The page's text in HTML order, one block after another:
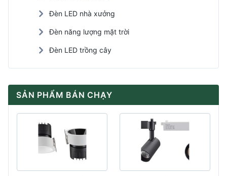
Đèn LED nhà xưởng
Đèn năng lượng mặt trời
Đèn LED trồng cây
SẢN PHẨM BÁN CHẠY